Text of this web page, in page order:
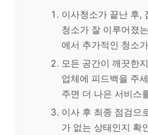
이사청소가 끝난 후,
청소가 잘 이루어졌
에서 추가적인 청소
모든 공간이 깨끗한
업체에 피드백을 주
주면 더 나은 서비스
이사 후 최종 점검으
가 없는 상태인지 확